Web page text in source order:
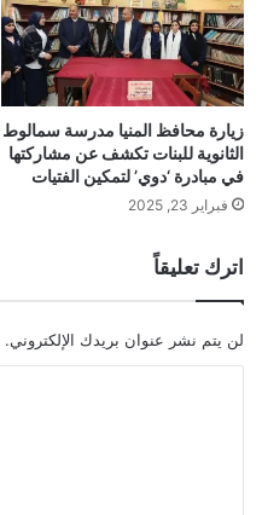
زيارة محافظ المنيا مدرسة سمالوط
الثانوية للبنات تكشف عن مشاركتها
في مبادرة ‘دوي’ لتمكين الفتيات
فبراير 23, 2025
اترك تعليقاً
لن يتم نشر عنوان بريدك الإلكتروني.